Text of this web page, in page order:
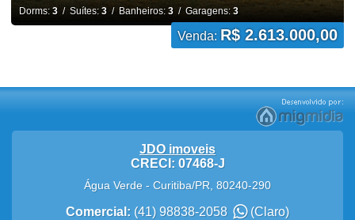
Dorms: 3/ Suítes: 3/ Banheiros: 3/ Garagens: 3
Venda: R$ 2.613.000,00
JDO imoveis
CRECI: 07468-J
Água Verde - Curitiba/PR 80240-290
Comercial: (41) 98838-2058 (Claro)